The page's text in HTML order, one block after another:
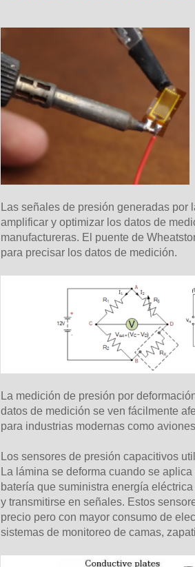
Las señales de presión generadas
amplificar y optimizar los datos de
manufactureras. El puente de
para precisar los datos de medición.
La medición de presión por
datos de medición se ven fácilmente
para industrias modernas como
Los sensores de presión capacitivos
La lámina se deforma cuando se
batería que suministra energía
y transmitirse en señales. Estos
precio pero con mayor consumo de
sistemas de monitoreo de camas,